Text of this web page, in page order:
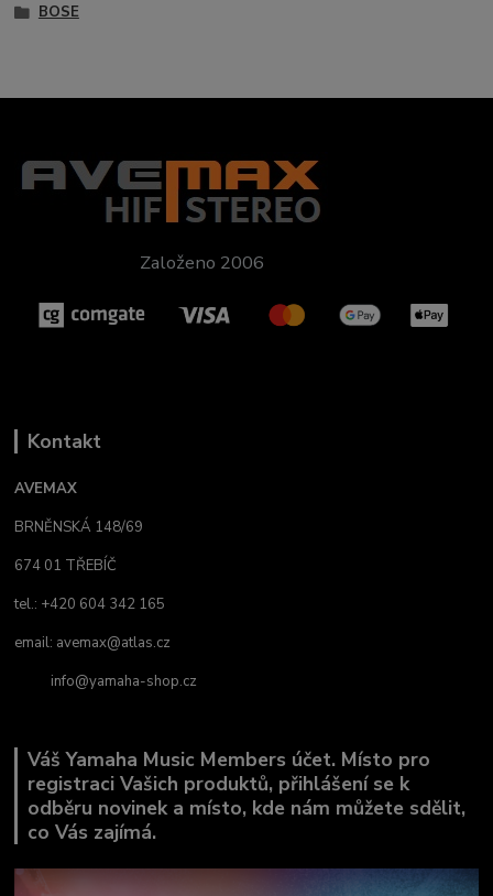
BOSE
Založeno 2006
Kontakt
AVEMAX
BRNĚNSKÁ 148/69
674 01 TŘEBÍČ
tel.: +420 604 342 165
email: avemax@atlas.cz
info@yamaha-shop.cz
Váš Yamaha Music Members účet. Místo pro
registraci Vašich produktů, přihlášení se k
odběru novinek a místo, kde nám můžete sdělit,
co Vás zajímá.